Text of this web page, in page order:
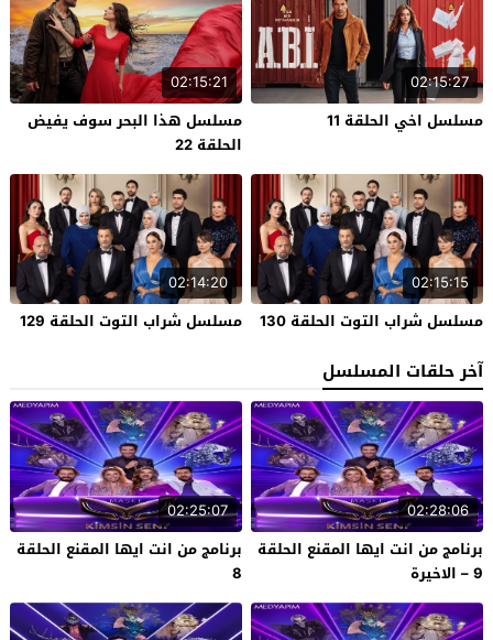
02:15:27
مسلسل اخي الحلقة 11
02:15:21
مسلسل هذا البحر سوف يفيض
الحلقة 22
02:15:15
مسلسل شراب التوت الحلقة 130
02:14:20
مسلسل شراب التوت الحلقة 129
آخر حلقات المسلسل
02:28:06
برنامج من انت ايها المقنع الحلقة
9 – الاخيرة
02:25:07
برنامج من انت ايها المقنع الحلقة
8